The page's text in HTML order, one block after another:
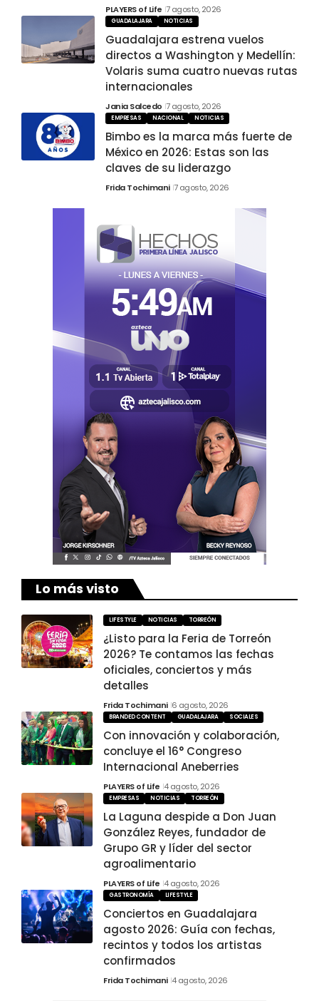
PLAYERS of Life 7 agosto, 2026
GUADALAJARA NOTICIAS
Guadalajara estrena vuelos
directos a Washington y Medellín:
Volaris suma cuatro nuevas rutas
internacionales
Jania Salcedo 7 agosto, 2026
EMPRESAS NACIONAL NOTICIAS
Bimbo es la marca más fuerte de
México en 2026: Estas son las
claves de su liderazgo
Frida Tochimani 7 agosto, 2026
Lo más visto
LIFESTYLE NOTICIAS TORREÓN
¿Listo para la Feria de Torreón
2026? Te contamos las fechas
oficiales, conciertos y más
detalles
Frida Tochimani 6 agosto, 2026
BRANDED CONTENT GUADALAJARA SOCIALES
Con innovación y colaboración,
concluye el 16° Congreso
Internacional Aneberries
PLAYERS of Life 4 agosto, 2026
EMPRESAS NOTICIAS TORREÓN
La Laguna despide a Don Juan
González Reyes, fundador de
Grupo GR y líder del sector
agroalimentario
PLAYERS of Life 4 agosto, 2026
GASTRONOMÍA LIFESTYLE
Conciertos en Guadalajara
agosto 2026: Guía con fechas,
recintos y todos los artistas
confirmados
Frida Tochimani 4 agosto, 2026